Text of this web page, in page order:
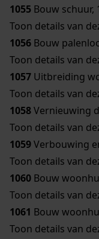
1055 Bouw schuur,
Toon details van
1056 Bouw
Toon details van
1057 Uitbreiding
Toon details van
1058Vernieuwing
Toon details van
1059Verbouwing
Toon details van
1060 Bouw
Toon details van
1061 Bouw
Toon details van